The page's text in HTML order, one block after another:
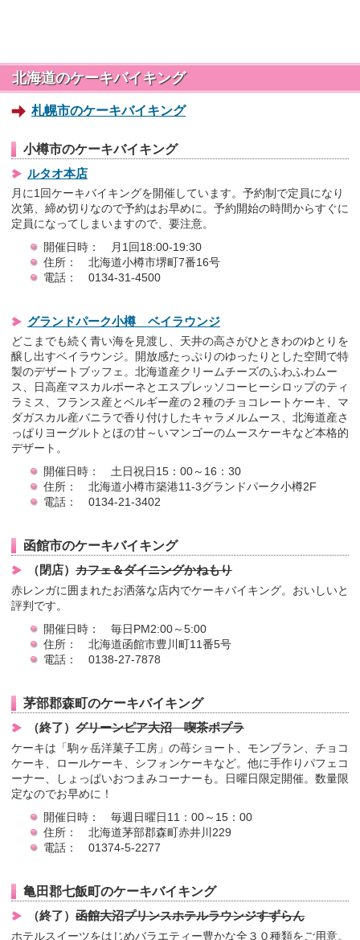
北海道のケーキバイキング
札幌市のケーキバイキング
小樽市のケーキバイキング
ルタオ本店
月に1回ケーキバイキングを開催しています。予約制で定員になり
次第、締め切りなので予約はお早めに。予約開始の時間からすぐに
定員になってしまいますので、要注意。
開催日時： 月1回18:00-19:30
住所： 北海道小樽市堺町7番16号
電話： 0134-31-4500
グランドパーク小樽 ベイラウンジ
どこまでも続く青い海を見渡し、天井の高さがひときわのゆとりを
醸し出すベイラウンジ。開放感たっぷりのゆったりとした空間で特
製のデザートブッフェ。北海道産クリームチーズのふわふわムー
ス、日高産マスカルポーネとエスプレッソコーヒーシロップのティ
ラミス、フランス産とベルギー産の２種のチョコレートケーキ、マ
ダガスカル産バニラで香り付けしたキャラメルムース、北海道産さ
っぱりヨーグルトとほの甘～いマンゴーのムースケーキなど本格的
デザート。
開催日時： 土日祝日15：00～16：30
住所： 北海道小樽市築港11-3グランドパーク小樽2F
電話： 0134-21-3402
函館市のケーキバイキング
（閉店） カフェ＆ダイニングかねもり
赤レンガに囲まれたお洒落な店内でケーキバイキング。おいしいと
評判です。
開催日時： 毎日PM2:00～5:00
住所： 北海道函館市豊川町11番5号
電話： 0138-27-7878
茅部郡森町のケーキバイキング
（終了） グリーンピア大沼 喫茶ポプラ
ケーキは「駒ヶ岳洋菓子工房」の苺ショート、モンブラン、チョコ
ケーキ、ロールケーキ、シフォンケーキなど。他に手作りパフェコ
ーナー、しょっぱいおつまみコーナーも。日曜日限定開催。数量限
定なのでお早めに！
開催日時： 毎週日曜日11：00～15：00
住所： 北海道茅部郡森町赤井川229
電話： 01374-5-2277
亀田郡七飯町のケーキバイキング
（終了） 函館大沼プリンスホテルラウンジすずらん
ホテルスイーツをはじめバラエティー豊かな全３０種類をご用意。